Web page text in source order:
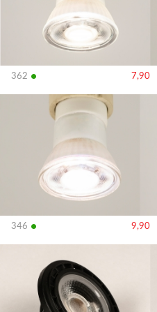
362 • 7,90
346 • 9,90
Bekijk